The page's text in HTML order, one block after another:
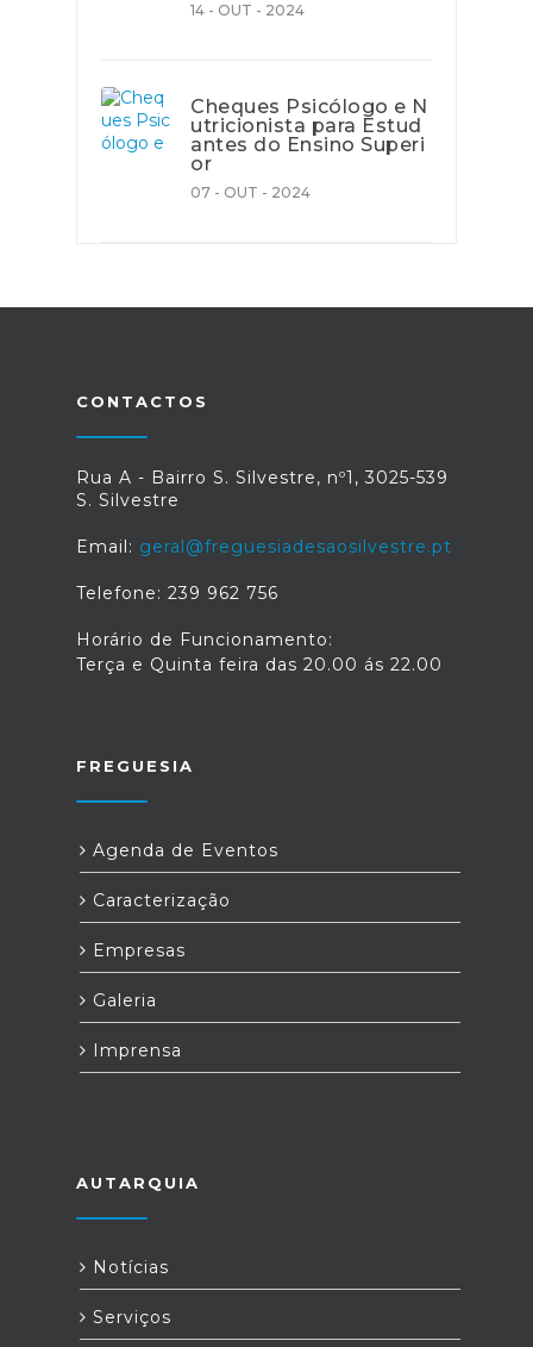
14 - OUT - 2024
Cheques Psicólogo e N
utricionista para Estud
antes do Ensino Superi
or
07 - OUT - 2024
CONTACTOS
Rua A - Bairro S. Silvestre, nº1, 3025-539
S. Silvestre
Email: geral@freguesiadesaosilvestre.pt
Telefone: 239 962 756
Horário de Funcionamento:
Terça e Quinta feira das 20.00 ás 22.00
FREGUESIA
Agenda de Eventos
Caracterização
Empresas
Galeria
Imprensa
AUTARQUIA
Notícias
Serviços